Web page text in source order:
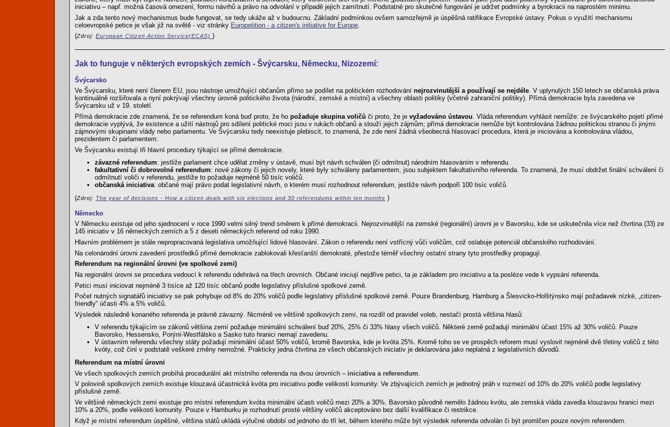
iniciativu – např. možná časová omezení, formu návrhů a právo na odvolání v případě jejich zamítnutí. Podstatné pro skutečné fungování je udržet podmínky a byrokracii na naprostém minimu.
Jak a zda tento nový mechanismus bude fungovat, se tedy ukáže až v budoucnu. Základní podmínkou ovšem samozřejmě je úspěšná ratifikace Evropské ústavy. Pokus o využití mechanismu
celoevropské petice je však již na světě - viz stránky Europetition - a citizen's initiative for Europe
(Zdroj: European Citizen Action Service(ECAS) )
Jak to funguje v některých evropských zemích - Švýcarsku, Německu, Nizozemí:
Švýcarsko
Ve Švýcarsku, které není členem EU, jsou nástroje umožňující občanům přímo se podílet na politickém rozhodování nejrozvinutější a používají se nejdéle. V uplynulých 150 letech se občanská práva
kontinuálně rozšiřovala a nyní pokrývají všechny úrovně politického života (národní, zemské a místní) a všechny oblasti politiky (včetně zahraniční politiky). Přímá demokracie byla zavedena ve
Švýcarsku už v 19. století.
Přímá demokracie zde znamená, že se referendum koná buď proto, že ho požaduje skupina voličů či proto, že je vyžadováno ústavou. Vláda referendum vyhlásit nemůže: ze švýcarského pojetí přímé
demokracie vyplývá, že existence a užití nástrojů pro sdílení politické moci jsou v rukách občanů a slouží jejich zájmům; přímá demokracie nemůže být kontrolována žádnou politickou stranou či jinými
zájmovými skupinami vlády nebo parlamentu. Ve Švýcarsku tedy neexistuje plebiscit, to znamená, že zde není žádná všeobecná hlasovací procedura, která je iniciována a kontrolována vládou,
prezidentem či parlamentem.
Ve Švýcarsku existují tři hlavní procedury týkající se přímé demokracie.
závazné referendum: jestliže parlament chce udělat změny v ústavě, musí být návrh schválen (či odmítnut) národním hlasováním v referendu.
fakultativní či dobrovolné referendum: nové zákony či jejich novely, které byly schváleny parlamentem, jsou subjektem fakultativního referenda. To znamená, že musí obdržet finální schválení či
odmítnutí voliči v referendu, jestliže to požaduje nejméně 50 tisíc voličů.
občanská iniciativa: občané mají právo podat legislativní návrh, o kterém musí rozhodnout referendum, jestliže návrh podpoří 100 tisíc voličů.
(Zdroj: The year of decisions - How a citizen deals with six elections and 30 referendums within ten months )
Německo
V Německu existuje od jeho sjednocení v roce 1990 velmi silný trend směrem k přímé demokracii. Nejrozvinutější na zemské (regionální) úrovni je v Bavorsku, kde se uskutečnila více než čtvrtina (33) ze
145 iniciativ v 16 německých zemích a 5 z deseti německých referend od roku 1990.
Hlavním problémem je stále nepropracovaná legislativa umožňující lidové hlasování. Zákon o referendu není vstřícný vůči voličům, což oslabuje potenciál občanského rozhodování.
Na celonárodní úrovni zavedení prostředků přímé demokracie zablokovali křesťanští demokraté, přestože téměř všechny ostatní strany tyto prostředky propagují.
Referendum na regionální úrovni (ve spolkové zemi)
Na regionální úrovni se procedura vedoucí k referendu odehrává na třech úrovních. Občané iniciují nejdříve petici, ta je základem pro iniciativu a ta posléze vede k vypsání referenda.
Petici musí iniciovat nejméně 3 tisíce až 120 tisíc občanů podle legislativy příslušné spolkové země.
Počet nutných signatářů iniciativy se pak pohybuje od 8% do 20% voličů podle legislativy příslušné spolkové země. Pouze Brandenburg, Hamburg a Šlesvicko-Holštýnsko mají požadavek nízké, „citizen-
friendly“ účasti 4% a 5% voličů.
Výsledek následně konaného referenda je právně závazný. Nicméně ve většině spolkových zemí, na rozdíl od pravidel voleb, nestačí prostá většina hlasů:
V referendu týkajícím se zákonů většina zemí požaduje minimální schválení buď 20%, 25% či 33% hlasy všech voličů. Některé země požadují minimální účast 15% až 30% voličů. Pouze
Bavorsko, Hessensko, Porýní-Westfálsko a Sasko tuto hranici nemají zavedenu.
V ústavním referendu všechny státy požadují minimální účast 50% voličů, kromě Bavorska, kde je kvóta 25%. Kromě toho se ve prospěch reforem musí vyslovit nejméně dvě třetiny voličů z této
kvóty, což činí v podstatě veškeré změny nemožné. Prakticky jedna čtvrtina ze všech občanských iniciativ je deklarována jako neplatná z legislativních důvodů.
Referendum na místní úrovni
Ve všech spolkových zemích probíhá procedurální akt místního referenda na dvou úrovních – iniciativa a referendum
V polovině spolkových zemích existuje klouzavá účastnická kvóta pro iniciativu podle velikosti komunity. Ve zbývajících zemích je jednotný práh v rozmezí od 10% do 20% voličů podle legislativy
příslušné země.
Ve většině německých zemí existuje pro místní referendum kvóta minimální účasti voličů mezi 20% a 30%. Bavorsko původně nemělo žádnou kvótu, ale zemská vláda zavedla klouzavou hranici mezi
10% a 20%, podle velikosti komunity. Pouze v Hamburku je rozhodnutí prosté většiny voličů akceptováno bez další kvalifikace či restrikce.
Když je místní referendum úspěšné, většina států ukládá výlučné období od jednoho do tří let, během kterého může být výsledek referenda odvolán či být promlčen pouze novým referendem.